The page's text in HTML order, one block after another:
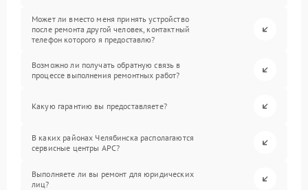
Может ли вместо меня принять устройство
после ремонта другой человек, контактный
телефон которого я предоставлю?
Возможно ли получать обратную связь в
процессе выполнения ремонтных работ?
Какую гарантию вы предоставляете?
В каких районах Челябинска располагаются
сервисные центры APC?
Выполняете ли вы ремонт для юридических
лиц?